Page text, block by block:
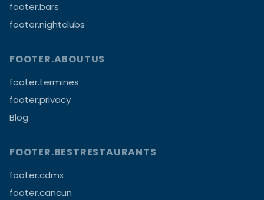
footer.bars
footer.nightclubs
FOOTER.ABOUTUS
footer.termines
footer.privacy
Blog
FOOTER.BESTRESTAURANTS
footer.cdmx
footer.cancun